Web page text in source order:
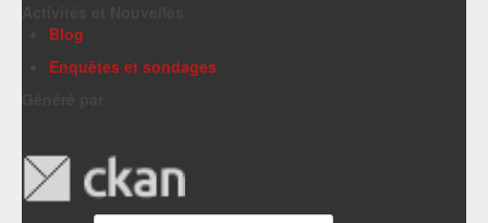
Blog
Enquêtes et sondages